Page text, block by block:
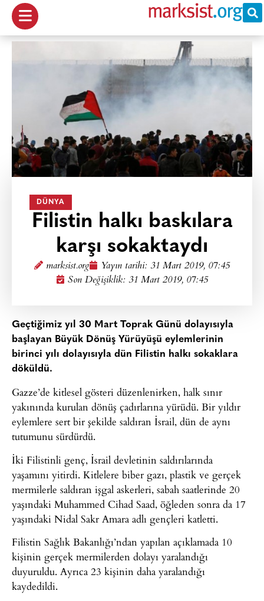
DÜNYA
Filistin halkı baskılara
karşı sokaktaydı
marksist.org Yayın tarihi: 31 Mart 2019, 07:45
Son Değişiklik: 31 Mart 2019, 07:45
Geçtiğimiz yıl 30 Mart Toprak Günü dolayısıyla
başlayan Büyük Dönüş Yürüyüşü eylemlerinin
birinci yılı dolayısıyla dün Filistin halkı sokaklara
döküldü.
Gazze’de kitlesel gösteri düzenlenirken, halk sınır
yakınında kurulan dönüş çadırlarına yürüdü. Bir yıldır
eylemlere sert bir şekilde saldıran İsrail, dün de aynı
tutumunu sürdürdü.
İki Filistinli genç, İsrail devletinin saldırılarında
yaşamını yitirdi. Kitlelere biber gazı, plastik ve gerçek
mermilerle saldıran işgal askerleri, sabah saatlerinde 20
yaşındaki Muhammed Cihad Saad, öğleden sonra da 17
yaşındaki Nidal Sakr Amara adlı gençleri katletti.
Filistin Sağlık Bakanlığı’ndan yapılan açıklamada 10
kişinin gerçek mermilerden dolayı yaralandığı
duyuruldu. Ayrıca 23 kişinin daha yaralandığı
kaydedildi.